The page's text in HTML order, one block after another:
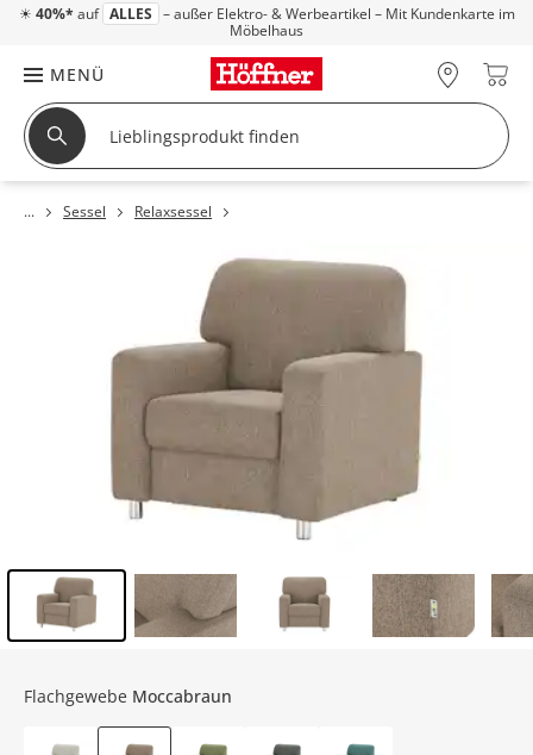
☀ 40%* auf ALLES – außer Elektro- & Werbeartikel – Mit Kundenkarte im
Möbelhaus
MENÜ
Sessel Relaxsessel
Flachgewebe Moccabraun